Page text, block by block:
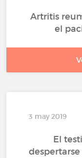
Artritis
el
3 may 2019
El